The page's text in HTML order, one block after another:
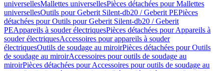
universellesMallettes universellesPièces détachées pour Mallettes
universellesOutils pour Geberit Silent-db20 / Geberit PEPièces
détachées pour Outils pour Geberit Silent-db20 / Geberit
PEAppareils à souder électriquesPièces détachées pour Appareils à
souder électriquesAccessoires pour appareils à souder
électriquesOutils de soudage au miroirPièces détachées pour Outils
de soudage au miroirAccessoires pour outils de soudage au
miroirPièces détachées pour Accessoires pour outils de soudage au